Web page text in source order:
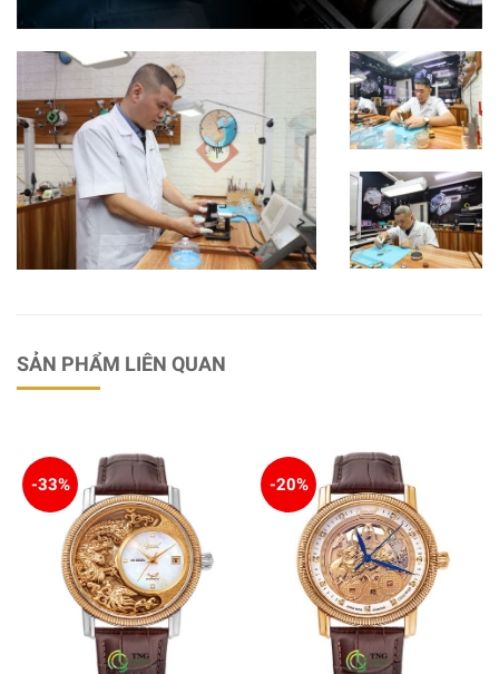
SẢN PHẨM LIÊN QUAN
-33% -20%